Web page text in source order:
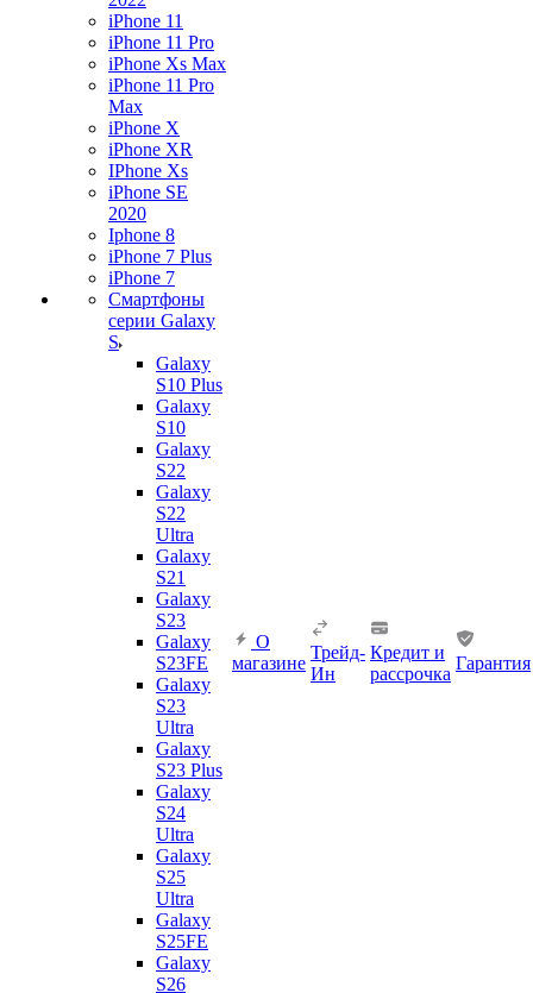
iPhone 11
iPhone 11 Pro
iPhone Xs Max
iPhone 11 Pro
Max
iPhone X
iPhone XR
IPhone Xs
iPhone SE
2020
Iphone 8
iPhone 7 Plus
iPhone 7
Смартфоны
серии Galaxy
S
Galaxy
S10 Plus
Galaxy
S10
Galaxy
S22
Galaxy
S22
Ultra
Galaxy
S21
Galaxy
S23
Galaxy
S23FE
Galaxy
S23
Ultra
Galaxy
S23 Plus
Galaxy
S24
Ultra
Galaxy
S25
Ultra
Galaxy
S25FE
Galaxy
S26
О
магазине
Трейд-
Ин
Кредит и
рассрочка
Гарантия